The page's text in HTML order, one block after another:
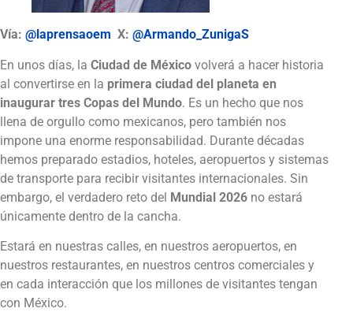
Vía: @laprensaoem X: @Armando_ZunigaS
En unos días, la Ciudad de México volverá a hacer historia
al convertirse en la primera ciudad del planeta en
inaugurar tres Copas del Mundo. Es un hecho que nos
llena de orgullo como mexicanos, pero también nos
impone una enorme responsabilidad. Durante décadas
hemos preparado estadios, hoteles, aeropuertos y sistemas
de transporte para recibir visitantes internacionales. Sin
embargo, el verdadero reto del Mundial 2026 no estará
únicamente dentro de la cancha.
Estará en nuestras calles, en nuestros aeropuertos, en
nuestros restaurantes, en nuestros centros comerciales y
en cada interacción que los millones de visitantes tengan
con México.